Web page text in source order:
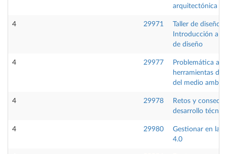
arquitectónica
4 29971
Taller de diseño:
Introducción a
de diseño
4 29977
Problemática
herramientas de
del medio
4 29978
Retos y
desarrollo
4 29980
Gestionar en la
4.0